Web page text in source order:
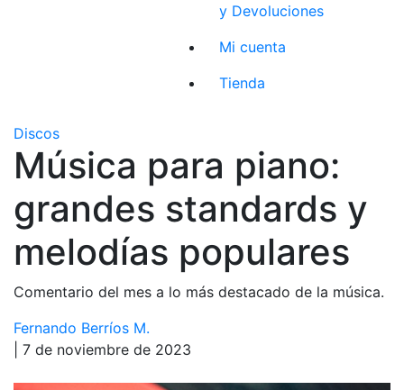
y Devoluciones
Mi cuenta
Tienda
Discos
Música para piano:
grandes standards y
melodías populares
Comentario del mes a lo más destacado de la música.
Fernando Berríos M.
| 7 de noviembre de 2023